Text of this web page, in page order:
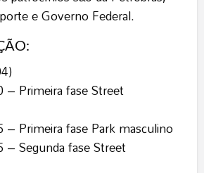
e Governo Federal.
Primeira fase Street
Primeira fase Park masculino
Segunda fase Street